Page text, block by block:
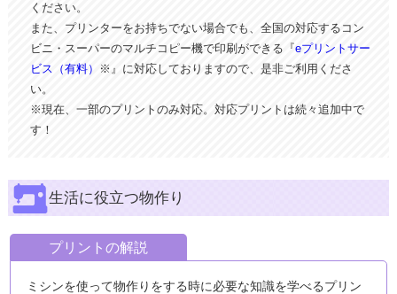
ください。
また、プリンターをお持ちでない場合でも、全国の対応するコン
ビニ・スーパーのマルチコピー機で印刷ができる『eプリントサー
ビス（有料）
※』に対応しておりますので、是非ご利用くださ
い。
※現在、一部のプリントのみ対応。対応プリントは続々追加中で
す！
生活に役立つ物作り
プリントの解説
ミシンを使って物作りをする時に必要な知識を学べるプリン